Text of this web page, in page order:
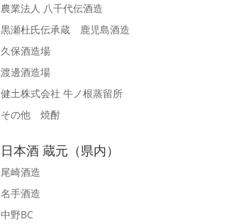
農業法人 八千代伝酒造
黒瀬杜氏伝承蔵 鹿児島酒造
久保酒造場
渡邊酒造場
健土株式会社 牛ノ根蒸留所
その他 焼酎
日本酒 蔵元（県内）
尾崎酒造
名手酒造
中野BC